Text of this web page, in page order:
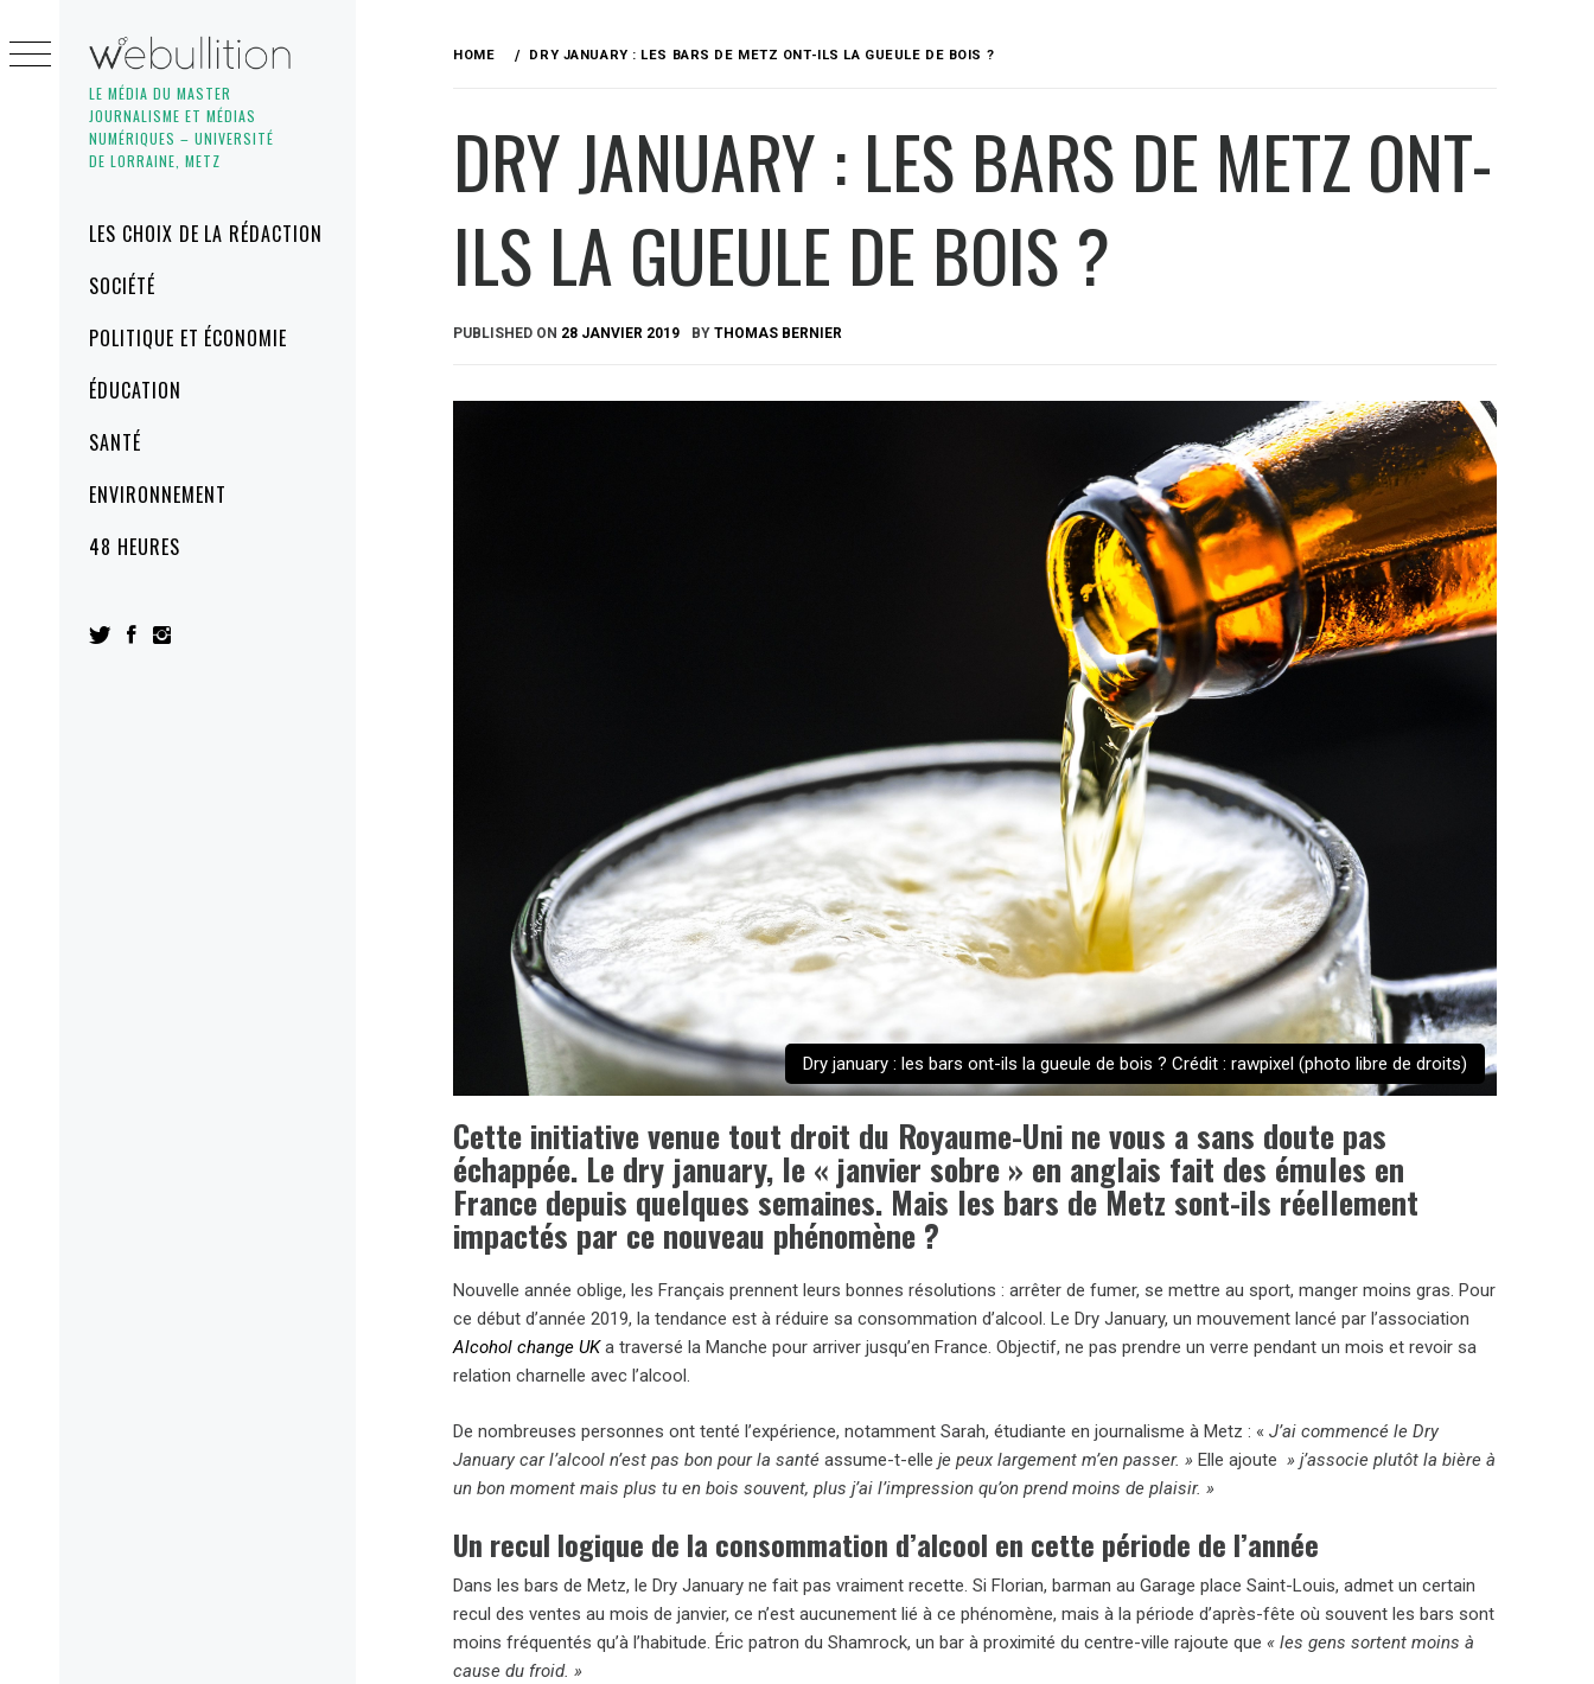
LE MÉDIA DU MASTER
JOURNALISME ET MÉDIAS
NUMÉRIQUES – UNIVERSITÉ
DE LORRAINE, METZ
MenuLES CHOIX DE LA RÉDACTION
SOCIÉTÉ
POLITIQUE ET ÉCONOMIE
ÉDUCATION
SANTÉ
ENVIRONNEMENT
48 HEURES
to
content
HOME DRY JANUARY : LES BARS DE METZ ONT-ILS LA GUEULE DE BOIS ?
DRY JANUARY : LES BARS DE METZ ONT-
ILS LA GUEULE DE BOIS ?
PUBLISHED ON 28 JANVIER 2019 BYTHOMAS BERNIER
Dry january : les bars ont-ils la gueule de bois ? Crédit : rawpixel (photo libre de droits)
Cette initiative venue tout droit du Royaume-Uni ne vous a sans doute pas
échappée. Le dry january, le « janvier sobre » en anglais fait des émules en
France depuis quelques semaines. Mais les bars de Metz sont-ils réellement
impactés par ce nouveau phénomène ?
Nouvelle année oblige, les Français prennent leurs bonnes résolutions : arrêter de fumer, se mettre au sport, manger moins gras. Pour
ce début d’année 2019, la tendance est à réduire sa consommation d’alcool. Le Dry January, un mouvement lancé par l’association
Alcohol change UKa traversé la Manche pour arriver jusqu’en France. Objectif, ne pas prendre un verre pendant un mois et revoir sa
relation charnelle avec l’alcool.
De nombreuses personnes ont tenté l’expérience, notamment Sarah, étudiante en journalisme à Metz : «J’ai commencé le Dry
January car l’alcool n’est pas bon pour la santéassume-t-elleje peux largement m’en passer. » Elle ajoute » j’associe plutôt la bière à
un bon moment mais plus tu en bois souvent, plus j’ai l’impression qu’on prend moins de plaisir. »
Un recul logique de la consommation d’alcool en cette période de l’année
Dans les bars de Metz, le Dry January ne fait pas vraiment recette. Si Florian, barman au Garage place Saint-Louis, admet un certain
recul des ventes au mois de janvier, ce n’est aucunement lié à ce phénomène, mais à la période d’après-fête où souvent les bars sont
moins fréquentés qu’à l’habitude. Éric patron du Shamrock, un bar à proximité du centre-ville rajoute que« les gens sortent moins à
cause du froid. »